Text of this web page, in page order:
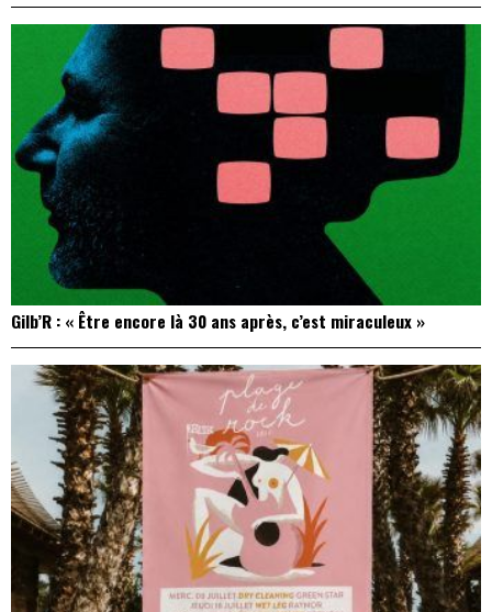
Gilb’R : « Être encore là 30 ans après, c’est miraculeux »